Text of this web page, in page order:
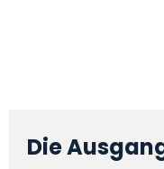
Die